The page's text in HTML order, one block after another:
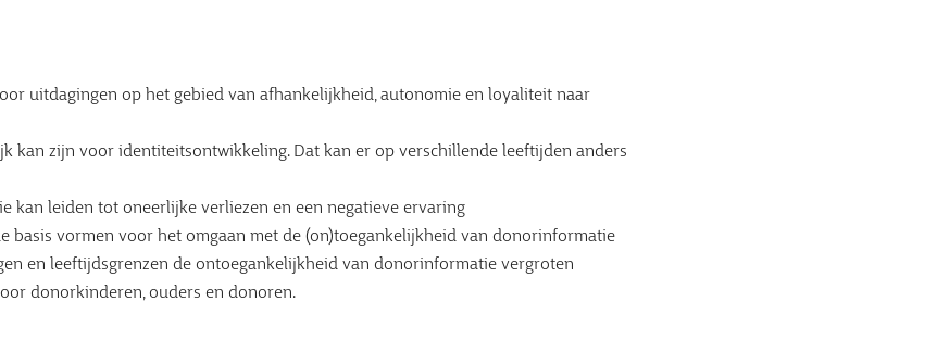
uitdagingen op het gebied van afhankelijkheid, autonomie en loyaliteit naar
kan zijn voor identiteitsontwikkeling. Dat kan er op verschillende leeftijden anders
kan leiden tot oneerlijke verliezen en een negatieve ervaring
basis vormen voor het omgaan met de (on)toegankelijkheid van donorinformatie
en leeftijdsgrenzen de ontoegankelijkheid van donorinformatie vergroten
donorkinderen, ouders en donoren.